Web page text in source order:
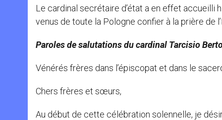
Le cardinal secrétaire d’état a en effet accueilli
venus de toute la Pologne confier à la prière de
Paroles de salutations du cardinal Tarcisio
Vénérés frères dans l’épiscopat et dans le
Chers frères et sœurs,
Au début de cette célébration solennelle, je